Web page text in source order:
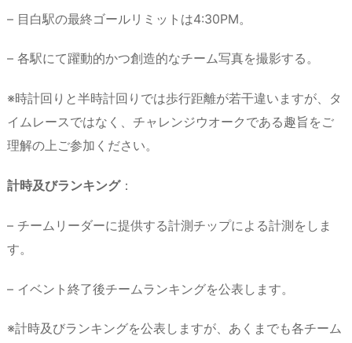
– 目白駅の最終ゴールリミットは4:30PM。
– 各駅にて躍動的かつ創造的なチーム写真を撮影する。
※時計回りと半時計回りでは歩行距離が若干違いますが、タ
イムレースではなく、チャレンジウオークである趣旨をご
理解の上ご参加ください。
計時及びランキング：
– チームリーダーに提供する計測チップによる計測をしま
す。
– イベント終了後チームランキングを公表します。
※計時及びランキングを公表しますが、あくまでも各チーム